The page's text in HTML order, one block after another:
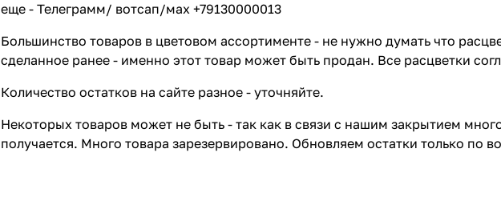
еще - Телеграмм/ вотсап/мах +79130000013
Большинство товаров в цветовом ассортименте - не нужно думать что
сделанное ранее - именно этот товар может быть продан. Все расцветки
Количество остатков на сайте разное - уточняйте.
Некоторых товаров может не быть - так как в связи с нашим закрытием
получается. Много товара зарезервировано. Обновляем остатки только по